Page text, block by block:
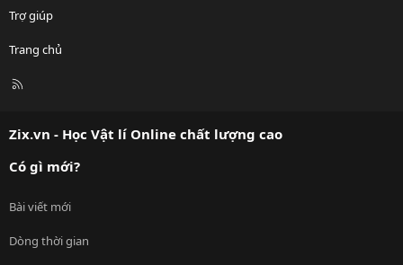
Trợ giúp
Trang chủ
R
Zix.vn - Học Vật lí Online chất lượng cao
Có gì mới?
Bài viết mới
Dòng thời gian